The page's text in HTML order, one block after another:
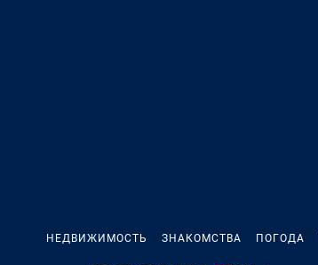
НЕДВИЖИМОСТЬ ЗНАКОМСТВА ПОГОДА